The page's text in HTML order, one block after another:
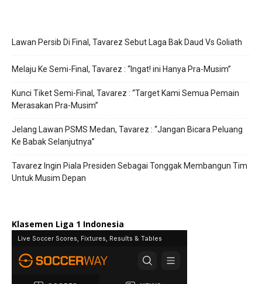
Lawan Persib Di Final, Tavarez Sebut Laga Bak Daud Vs Goliath
Melaju Ke Semi-Final, Tavarez : “Ingat! ini Hanya Pra-Musim”
Kunci Tiket Semi-Final, Tavarez : “Target Kami Semua Pemain
Merasakan Pra-Musim”
Jelang Lawan PSMS Medan, Tavarez : “Jangan Bicara Peluang
Ke Babak Selanjutnya”
Tavarez Ingin Piala Presiden Sebagai Tonggak Membangun Tim
Untuk Musim Depan
Klasemen Liga 1 Indonesia